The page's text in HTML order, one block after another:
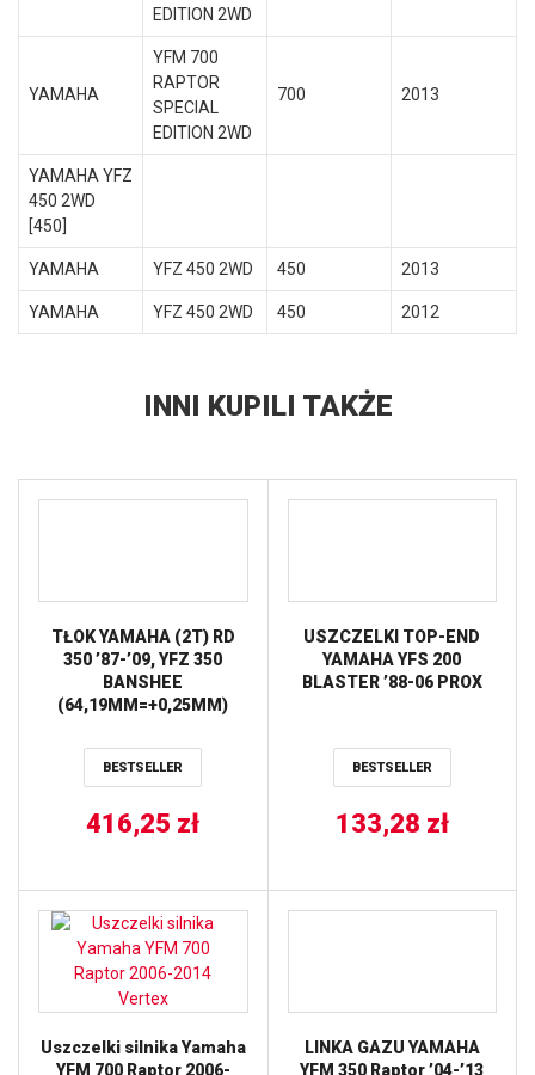
EDITION 2WD
YAMAHA
YFM 700
RAPTOR
SPECIAL
EDITION 2WD
700 2013
YAMAHA YFZ
450 2WD
[450]
YAMAHA YFZ 450 2WD 450 2013
YAMAHA YFZ 450 2WD 450 2012
INNI KUPILI TAKŻE
TŁOK YAMAHA (2T) RD
350 ’87-’09, YFZ 350
BANSHEE
(64,19MM=+0,25MM)
BESTSELLER
416,25 zł
USZCZELKI TOP-END
YAMAHA YFS 200
BLASTER ’88-06 PROX
BESTSELLER
133,28 zł
Uszczelki silnika Yamaha
YFM 700 Raptor 2006-
LINKA GAZU YAMAHA
YFM 350 Raptor ’04-’13